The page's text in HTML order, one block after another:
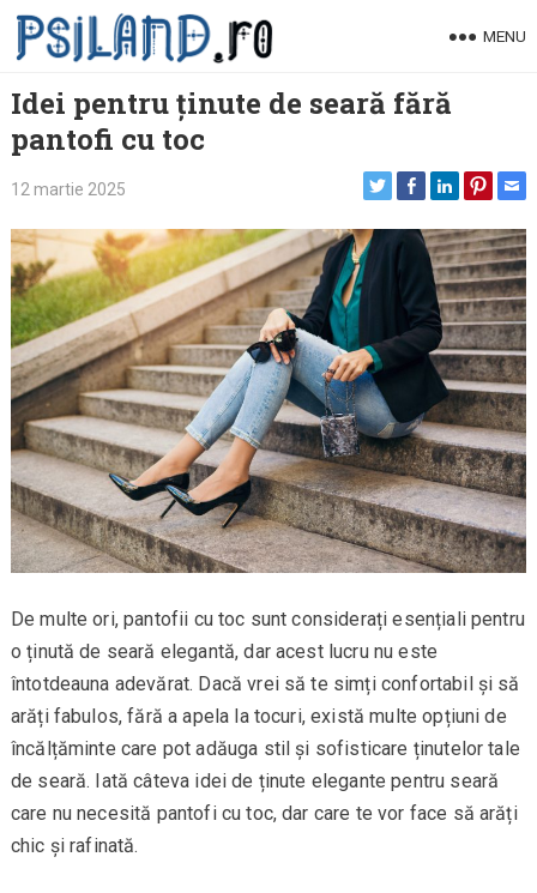
Skip
MENU
Idei pentru ținute de seară fără
pantofi cu toc
12 martie 2025
De multe ori, pantofii cu toc sunt considerați esențiali pentru
o ținută de seară elegantă, dar acest lucru nu este
întotdeauna adevărat. Dacă vrei să te simți confortabil și să
arăți fabulos, fără a apela la tocuri, există multe opțiuni de
încălțăminte care pot adăuga stil și sofisticare ținutelor tale
de seară. Iată câteva idei de ținute elegante pentru seară
care nu necesită pantofi cu toc, dar care te vor face să arăți
chic și rafinată.